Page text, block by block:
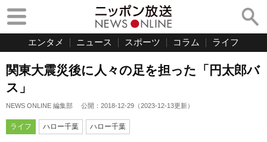
エンタメ ニュース スポーツ コラム ライフ
関東大震災後に人々の足を担った「円太郎バ
ス」
NEWS ONLINE 編集部 公開： 2018-12-29 （2023-12-13更新）
ライフ ハロー千葉 ハロー千葉